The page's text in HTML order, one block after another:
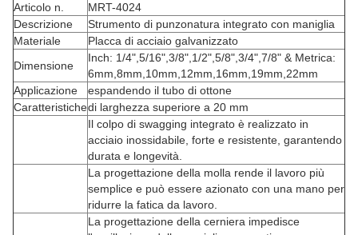
Articolo n.
MRT-4024
Descrizione
Strumento di punzonatura integrato con maniglia
Materiale
Placca di acciaio galvanizzato
Dimensione
Inch: 1/4",5/16",3/8",1/2",5/8",3/4",7/8" & Metrica:
6mm,8mm,10mm,12mm,16mm,19mm,22mm
Applicazione
espandendo il tubo di ottone
Caratteristichedi larghezza superiore a 20 mm
Il colpo di swagging integrato è realizzato in
acciaio inossidabile, forte e resistente, garantendo
durata e longevità.
La progettazione della molla rende il lavoro più
semplice e può essere azionato con una mano per
ridurre la fatica da lavoro.
La progettazione della cerniera impedisce